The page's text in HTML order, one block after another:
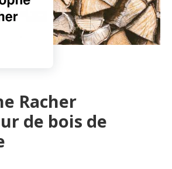
Racher
de bois de